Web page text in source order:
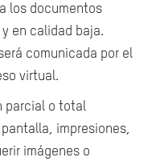
los documentos
en calidad baja.
comunicada por el
virtual.
parcial o total
impresiones,
imágenes o